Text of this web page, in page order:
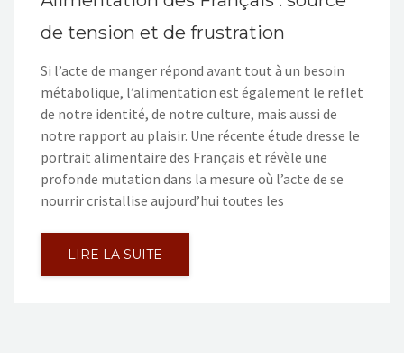
de tension et de frustration
Si l’acte de manger répond avant tout à un besoin
métabolique, l’alimentation est également le reflet
de notre identité, de notre culture, mais aussi de
notre rapport au plaisir. Une récente étude dresse le
portrait alimentaire des Français et révèle une
profonde mutation dans la mesure où l’acte de se
nourrir cristallise aujourd’hui toutes les
LIRE LA SUITE